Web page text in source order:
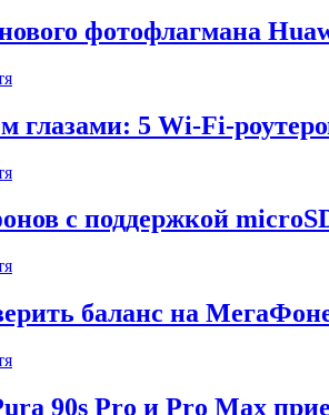
фотофлагмана
глазами: 5 Wi-Fi-
с поддержкой
баланс на
90s Pro и Pro Max